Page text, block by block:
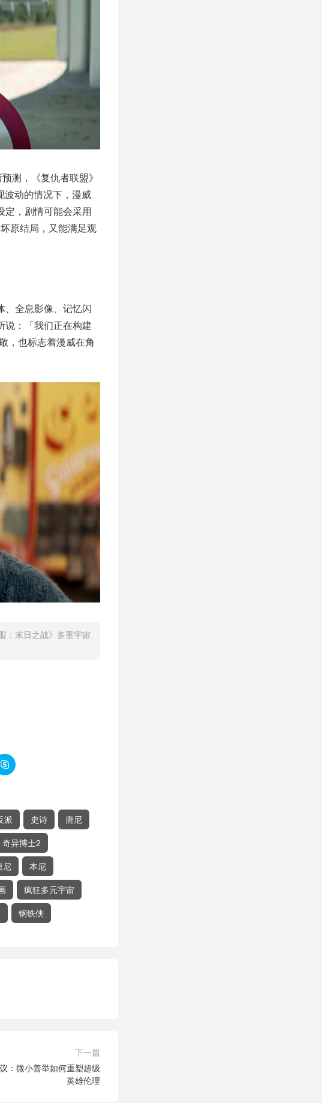
测，《复仇者联盟》
波动的情况下，漫威
定，剧情可能会采用
原结局，又能满足观
、全息影像、记忆闪
说：「我们正在构建
，也标志着漫威在角
：末日之战》多重宇宙

派 史诗
唐尼
奇异博士2
尼
本尼
疯狂多元宇宙
钢铁侠
下一篇
：微小善举如何重塑超级
英雄伦理